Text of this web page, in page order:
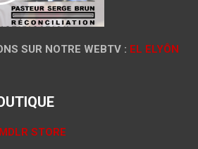
SUR NOTRE WEBTV : EL ELYÔN
MDLR STORE